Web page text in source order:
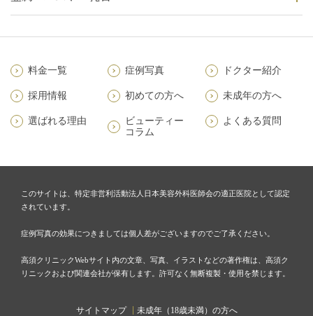
料金一覧 症例写真 ドクター紹介
採用情報 初めての方へ 未成年の方へ
選ばれる理由
ビューティー
コラム
よくある質問
このサイトは、特定非営利活動法人日本美容外科医師会の適正医院として認定
されています。
症例写真の効果につきましては個人差がございますのでご了承ください。
高須クリニックWebサイト内の文章、写真、イラストなどの著作権は、高須ク
リニックおよび関連会社が保有します。許可なく無断複製・使用を禁じます。
サイトマップ
未成年（18歳未満）の方へ